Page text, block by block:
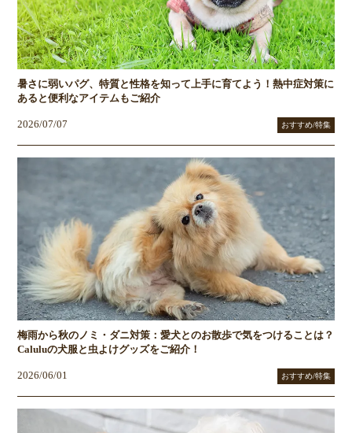
暑さに弱いパグ、特質と性格を知って上手に育てよう！熱中症対策に
あると便利なアイテムもご紹介
2026/07/07 おすすめ/特集
梅雨から秋のノミ・ダニ対策：愛犬とのお散歩で気をつけることは？
Caluluの犬服と虫よけグッズをご紹介！
2026/06/01 おすすめ/特集